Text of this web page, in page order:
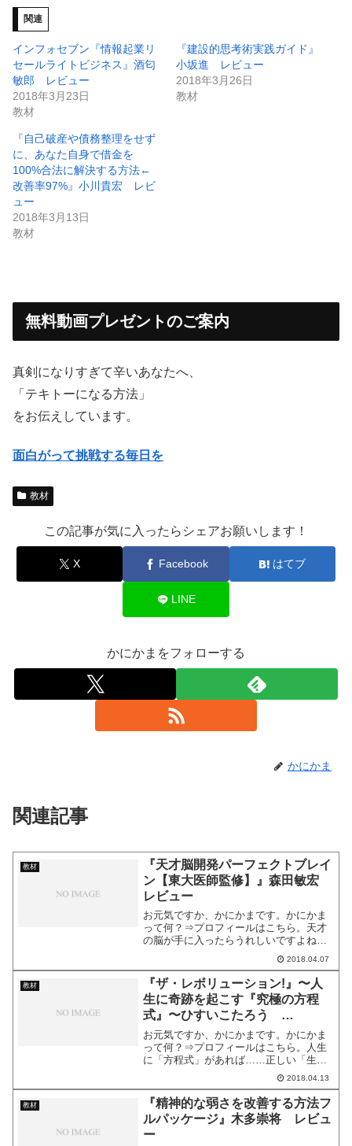
関連
インフォセブン『情報起業リ
セールライトビジネス』酒匂
敏郎 レビュー
2018年3月23日
教材
『建設的思考術実践ガイド』
小坂進 レビュー
2018年3月26日
教材
『自己破産や債務整理をせず
に、あなた自身で借金を
100%合法に解決する方法←
改善率97%』小川貴宏 レビ
ュー
2018年3月13日
教材
無料動画プレゼントのご案内
真剣になりすぎて辛いあなたへ、
「テキトーになる方法」
をお伝えしています。
面白がって挑戦する毎日を
教材
この記事が気に入ったらシェアお願いします！
X Facebook はてブ
LINE
かにかまをフォローする
かにかま
関連記事
教材
『天才脳開発パーフェクトブレイ
ン【東大医師監修】』森田敏宏
レビュー
お元気ですか、かにかまです。かにかま
って何？⇒プロフィールはこちら。天才
の脳が手に入ったらうれしいですよね。
常人が思いつかないようなアイデアでお
金を稼いだり、世の中を変えるような発
明をしたり。今回は、そんな天才の脳は
開発することが出来る、と...
2018.04.07
教材
『ザ・レボリューション!』〜人
生に奇跡を起こす『究極の方程
式』〜ひすいこたろう
TERAKOYA レビュー
お元気ですか、かにかまです。かにかま
って何？⇒プロフィールはこちら。人生
に「方程式」があれば……正しい「生き
方」というのは何なのか。ふと、自分の
これからの人生を考えた時、どう生きれ
ばいいんだろう、と迷うことはありませ
んか？今回は、人生に奇跡...
2018.04.13
教材
『精神的な弱さを改善する方法フ
ルパッケージ』木多崇将 レビュ
ー